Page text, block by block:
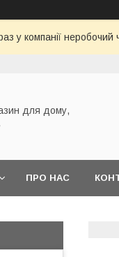
у компанії
для дому,
ПРО НАС